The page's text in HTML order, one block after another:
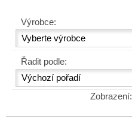
Výrobce:
Řadit podle:
Zobrazení: